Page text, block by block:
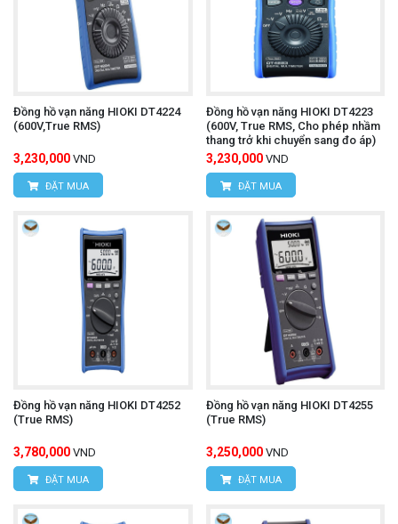
Đồng hồ vạn năng HIOKI DT4224
(600V,True RMS)
3,230,000 VND
ĐẶT MUA
Đồng hồ vạn năng HIOKI DT4223
(600V, True RMS, Cho phép nhầm
thang trở khi chuyển sang đo áp)
3,230,000 VND
ĐẶT MUA
Đồng hồ vạn năng HIOKI DT4252
(True RMS)
3,780,000 VND
ĐẶT MUA
Đồng hồ vạn năng HIOKI DT4255
(True RMS)
3,250,000 VND
ĐẶT MUA